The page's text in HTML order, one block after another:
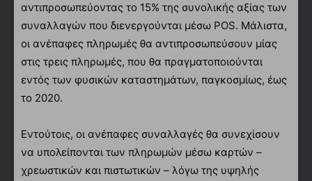
αντιπροσωπεύοντας το 15% της συνολικής αξίας των
συναλλαγών που διενεργούνται μέσω ΡΟS. Μάλιστα,
οι ανέπαφες πληρωμές θα αντιπροσωπεύσουν μίας
στις τρεις πληρωμές, που θα πραγματοποιούνται
εντός των φυσικών καταστημάτων, παγκοσμίως, έως
το 2020.
Εντούτοις, οι ανέπαφες συναλλαγές θα συνεχίσουν
να υπολείπονται των πληρωμών μέσω καρτών –
χρεωστικών και πιστωτικών – λόγω της υψηλής